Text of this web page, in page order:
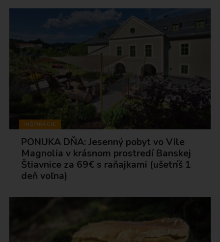
INŠPIRÁCIE
PONUKA DŇA: Jesenný pobyt vo Vile
Magnolia v krásnom prostredí Banskej
Štiavnice za 69€ s raňajkami (ušetríš 1
deň voľna)